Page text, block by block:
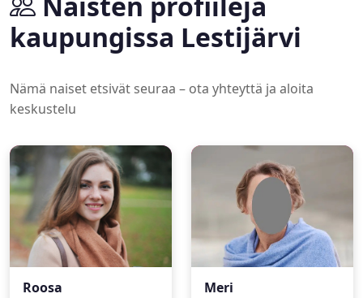
kaupungissa Lestijärvi
Nämä naiset etsivät seuraa – ota yhteyttä ja aloita
keskustelu
Roosa Meri